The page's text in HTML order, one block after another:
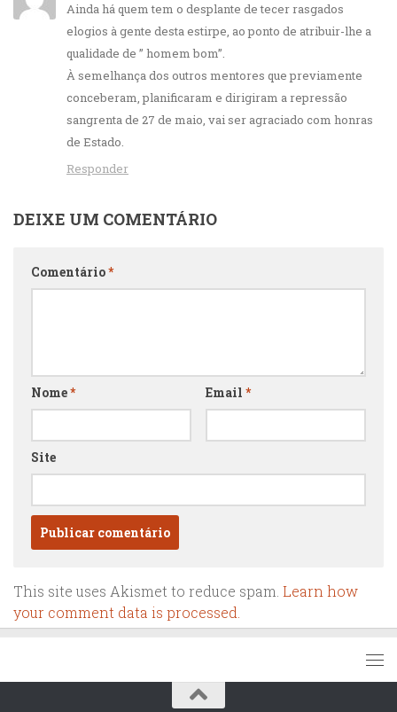
Ainda há quem tem o desplante de tecer rasgados
elogios à gente desta estirpe, ao ponto de atribuir-lhe a
qualidade de ” homem bom”.
À semelhança dos outros mentores que previamente
conceberam, planificaram e dirigiram a repressão
sangrenta de 27 de maio, vai ser agraciado com honras
de Estado.
Responder
DEIXE UM COMENTÁRIO
Comentário*
Nome* Email *
Site
This site uses Akismet to reduce spam. Learn how
your comment data is processed.